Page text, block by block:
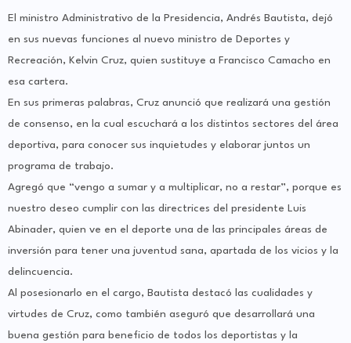
El ministro Administrativo de la Presidencia, Andrés Bautista, dejó
en sus nuevas funciones al nuevo ministro de Deportes y
Recreación, Kelvin Cruz, quien sustituye a Francisco Camacho en
esa cartera.
En sus primeras palabras, Cruz anunció que realizará una gestión
de consenso, en la cual escuchará a los distintos sectores del área
deportiva, para conocer sus inquietudes y elaborar juntos un
programa de trabajo.
Agregó que “vengo a sumar y a multiplicar, no a restar”, porque es
nuestro deseo cumplir con las directrices del presidente Luis
Abinader, quien ve en el deporte una de las principales áreas de
inversión para tener una juventud sana, apartada de los vicios y la
delincuencia.
Al posesionarlo en el cargo, Bautista destacó las cualidades y
virtudes de Cruz, como también aseguró que desarrollará una
buena gestión para beneficio de todos los deportistas y la